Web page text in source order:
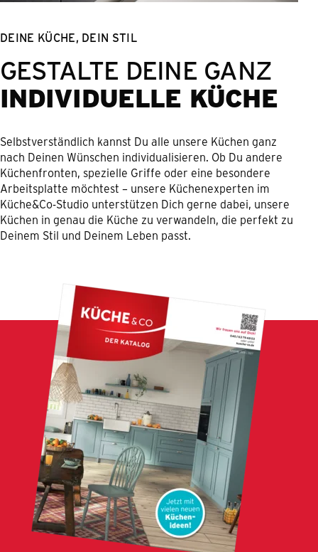
DEINE KÜCHE, DEIN STIL
GESTALTE DEINE GANZ
INDIVIDUELLE KÜCHE
Selbstverständlich kannst Du alle unsere Küchen ganz
nach Deinen Wünschen individualisieren. Ob Du andere
Küchenfronten, spezielle Griffe oder eine besondere
Arbeitsplatte möchtest – unsere Küchenexperten im
Küche&Co-Studio unterstützen Dich gerne dabei, unsere
Küchen in genau die Küche zu verwandeln, die perfekt zu
Deinem Stil und Deinem Leben passt.